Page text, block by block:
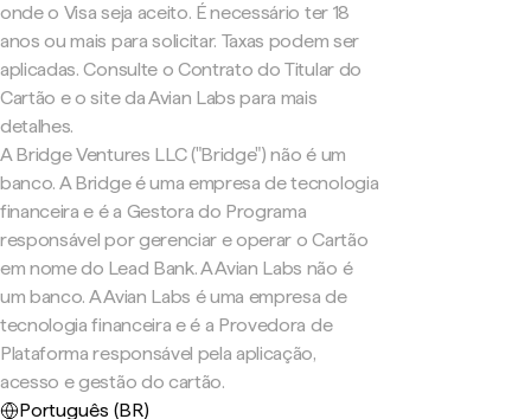
onde o Visa seja aceito. É necessário ter 18
anos ou mais para solicitar. Taxas podem ser
aplicadas. Consulte o Contrato do Titular do
Cartão e o site da Avian Labs para mais
detalhes.
A Bridge Ventures LLC ("Bridge") não é um
banco. A Bridge é uma empresa de tecnologia
financeira e é a Gestora do Programa
responsável por gerenciar e operar o Cartão
em nome do Lead Bank. A Avian Labs não é
um banco. A Avian Labs é uma empresa de
tecnologia financeira e é a Provedora de
Plataforma responsável pela aplicação,
acesso e gestão do cartão.
Português (BR)